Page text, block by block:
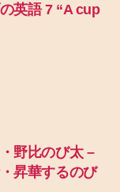
英語 7 “A cup
野比のび太 –
昇華するのび